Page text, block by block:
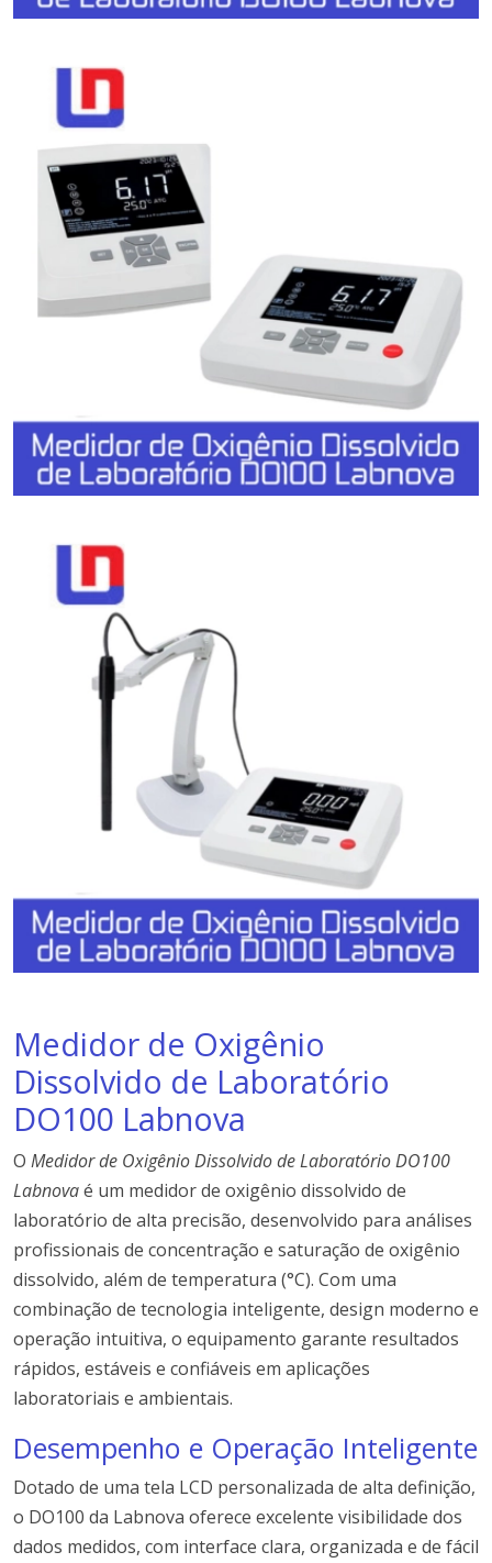
Medidor de Oxigênio
Dissolvido de Laboratório
DO100 Labnova
O Medidor de Oxigênio Dissolvido de Laboratório DO100
Labnovaé um medidor de oxigênio dissolvido de
laboratório de alta precisão, desenvolvido para análises
profissionais de concentração e saturação de oxigênio
dissolvido, além de temperatura (°C). Com uma
combinação de tecnologia inteligente, design moderno e
operação intuitiva, o equipamento garante resultados
rápidos, estáveis e confiáveis em aplicações
laboratoriais e ambientais.
Desempenho e Operação Inteligente
Dotado de uma tela LCD personalizada de alta definição,
o DO100 da Labnova oferece excelente visibilidade dos
dados medidos, com interface clara, organizada e de fácil